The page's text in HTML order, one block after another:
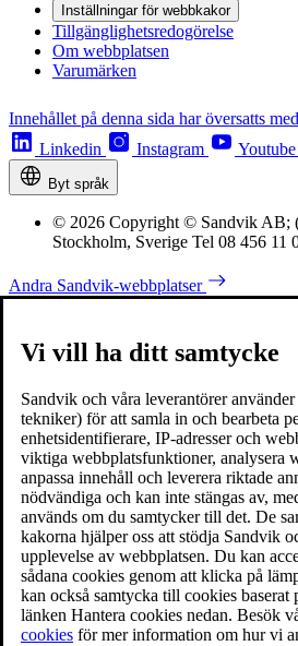
Inställningar för webbkakor
Tillgänglighetsredogörelse
Om webbplatsen
Varumärken
Innehållet på denna sida har översatts
Linkedin
Instagram Youtube
Byt språk
© 2026 Copyright © Sandvik AB;
Stockholm, Sverige Tel 08 456 11
Andra Sandvik-webbplatser
Vi vill ha ditt samtycke
Sandvik och våra leverantörer
tekniker) för att samla in och bearbeta
enhetsidentifierare, IP-adresser och
viktiga webbplatsfunktioner, analysera
anpassa innehåll och leverera riktade
nödvändiga och kan inte stängas av,
används om du samtycker till det. De
kakorna hjälper oss att stödja Sandvik
upplevelse av webbplatsen. Du kan
sådana cookies genom att klicka på
kan också samtycka till cookies baserat
länken Hantera cookies nedan. Besök
cookies för mer information om hur vi